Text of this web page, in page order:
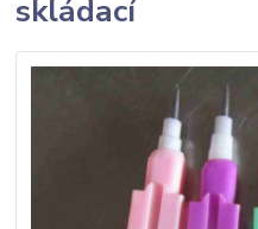
skládací